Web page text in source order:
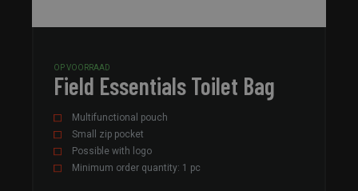
OP VOORRAAD
Field Essentials Toilet Bag
Multifunctional pouch
Small zip pocket
Possible with logo
Minimum order quantity: 1 pc